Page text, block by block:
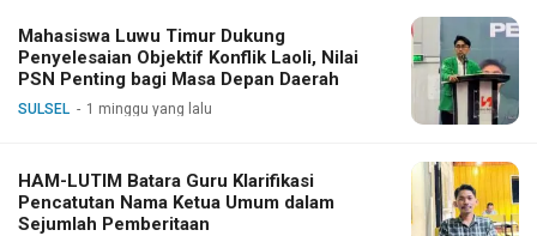
Mahasiswa Luwu Timur Dukung
Penyelesaian Objektif Konflik Laoli, Nilai
PSN Penting bagi Masa Depan Daerah
SULSEL 1 minggu yang lalu
HAM-LUTIM Batara Guru Klarifikasi
Pencatutan Nama Ketua Umum dalam
Sejumlah Pemberitaan